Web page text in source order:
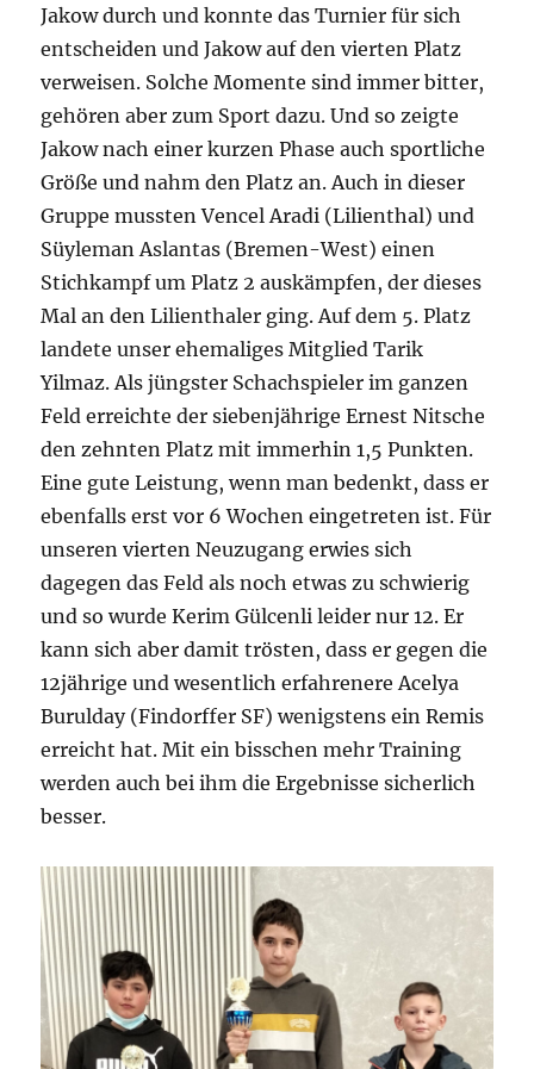
Jakow durch und konnte das Turnier für sich
entscheiden und Jakow auf den vierten Platz
verweisen. Solche Momente sind immer bitter,
gehören aber zum Sport dazu. Und so zeigte
Jakow nach einer kurzen Phase auch sportliche
Größe und nahm den Platz an. Auch in dieser
Gruppe mussten Vencel Aradi (Lilienthal) und
Süyleman Aslantas (Bremen-West) einen
Stichkampf um Platz 2 auskämpfen, der dieses
Mal an den Lilienthaler ging. Auf dem 5. Platz
landete unser ehemaliges Mitglied Tarik
Yilmaz. Als jüngster Schachspieler im ganzen
Feld erreichte der siebenjährige Ernest Nitsche
den zehnten Platz mit immerhin 1,5 Punkten.
Eine gute Leistung, wenn man bedenkt, dass er
ebenfalls erst vor 6 Wochen eingetreten ist. Für
unseren vierten Neuzugang erwies sich
dagegen das Feld als noch etwas zu schwierig
und so wurde Kerim Gülcenli leider nur 12. Er
kann sich aber damit trösten, dass er gegen die
12jährige und wesentlich erfahrenere Acelya
Burulday (Findorffer SF) wenigstens ein Remis
erreicht hat. Mit ein bisschen mehr Training
werden auch bei ihm die Ergebnisse sicherlich
besser.